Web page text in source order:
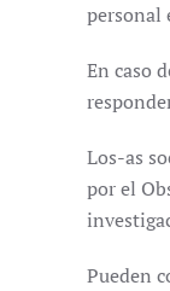
personal
En caso
Los-as
por el
Pueden